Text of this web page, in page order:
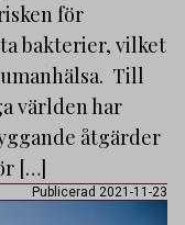
för
bakterier, vilket
Till
världen har
åtgärder
[…]
Publicerad 2021-11-23